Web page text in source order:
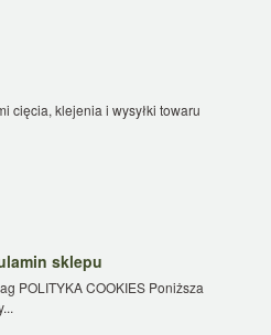
cięcia, klejenia i wysyłki towaru
sklepu
POLITYKA COOKIES Poniższa